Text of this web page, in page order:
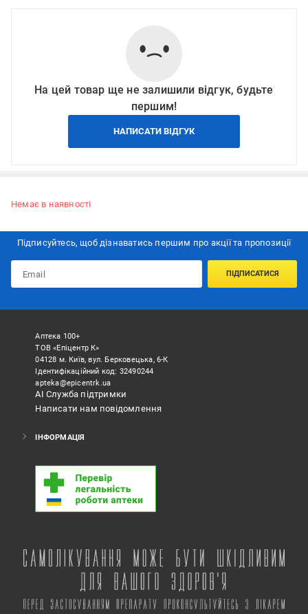
На цей товар ще не залишили відгук, будьте
першим!
НАПИСАТИ ВІДГУК
Немає в наявності
Підписуйтесь, щоб дізнаватись першим про акції та пропозиції
ПІДПИСАТИСЯ
Аптека 100+
ТОВ «Епіцентр К»
04128 м. Київ, вул. Берковецька, 6-К
Ідентифікаційний код: 32490244
apteka@epicentrk.ua
АІ Служба підтримки
Написати нам повідомлення
ІНФОРМАЦІЯ